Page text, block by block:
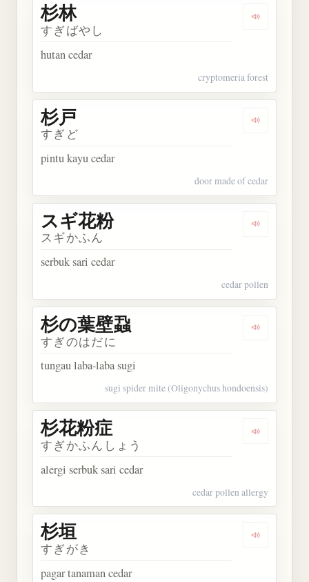
Dengarkan
杉林
すぎばやし
hutan cedar
cryptomeria forest
Dengarkan
杉戸
すぎど
pintu kayu cedar
door made of cedar
Dengarkan
スギ花粉
スギかふん
serbuk sari cedar
cedar pollen
Dengarkan
杉の葉壁蝨
すぎのはだに
tungau laba-laba sugi
sugi spider mite (Oligonychus hondoensis)
Dengarkan
杉花粉症
すぎかふんしょう
alergi serbuk sari cedar
cedar pollen allergy
Dengarkan
杉垣
すぎがき
pagar tanaman cedar